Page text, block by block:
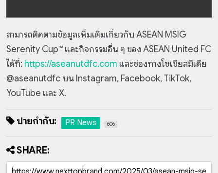
สามารถติดตามข้อมูลเพิ่มเติมเกี่ยวกับ ASEAN MSIG
Serenity Cup™ และกิจกรรมอื่น ๆ ของ ASEAN United FC
ได้ที่: https://aseanutdfc.com และช่องทางโซเชียลมีเดีย
@aseanutdfc บน Instagram, Facebook, TikTok,
YouTube และ X.
ป้ายกำกับ: PR News 606
SHARE: